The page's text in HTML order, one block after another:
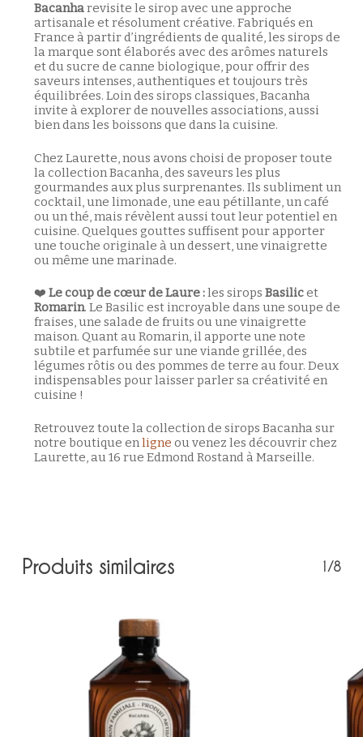
Votre panier est vide.
Retour à la boutique
Bacanharevisite le sirop avec une approche
artisanale et résolument créative. Fabriqués en
France à partir d’ingrédients de qualité, les sirops de
la marque sont élaborés avec des arômes naturels
et du sucre de canne biologique, pour offrir des
saveurs intenses, authentiques et toujours très
équilibrées. Loin des sirops classiques, Bacanha
invite à explorer de nouvelles associations, aussi
bien dans les boissons que dans la cuisine.
Chez Laurette, nous avons choisi de proposer toute
la collection Bacanha, des saveurs les plus
gourmandes aux plus surprenantes. Ils subliment un
cocktail, une limonade, une eau pétillante, un café
ou un thé, mais révèlent aussi tout leur potentiel en
cuisine. Quelques gouttes suffisent pour apporter
une touche originale à un dessert, une vinaigrette
ou même une marinade.
❤️ Le coup de cœur de Laure :les sirops Basilicet
Romarin. Le Basilic est incroyable dans une soupe de
fraises, une salade de fruits ou une vinaigrette
maison. Quant au Romarin, il apporte une note
subtile et parfumée sur une viande grillée, des
légumes rôtis ou des pommes de terre au four. Deux
indispensables pour laisser parler sa créativité en
cuisine !
Retrouvez toute la collection de sirops Bacanha sur
notre boutique enligne ou venez les découvrir chez
Laurette, au 16 rue Edmond Rostand à Marseille.
Produits similaires 1/8